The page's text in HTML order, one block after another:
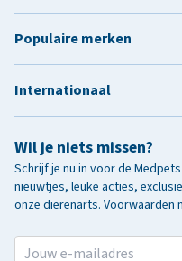
Wil je niets missen?
Schrijf je nu in voor de
nieuwtjes, leuke acties,
onze dierenarts. Voorwaarden
Populaire merken
Internationaal